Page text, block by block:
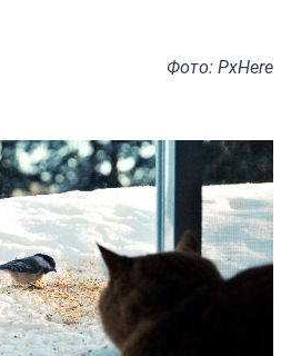
Фото: PxHere